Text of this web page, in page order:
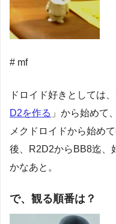
# mf
ドロイド好きとしては
D2を作る 」から始めて
メクドロイドから始め
後、R2D2からBB8迄、
かなあと。
で、観る順番は？